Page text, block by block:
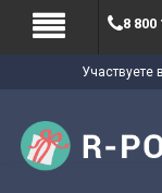
Участвуете
8 800